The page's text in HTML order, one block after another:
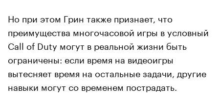
Но при этом Грин также признает, что
преимущества многочасовой игры в условный
Call of Duty могут в реальной жизни быть
ограничены: если время на видеоигры
вытесняет время на остальные задачи, другие
навыки могут со временем пострадать.